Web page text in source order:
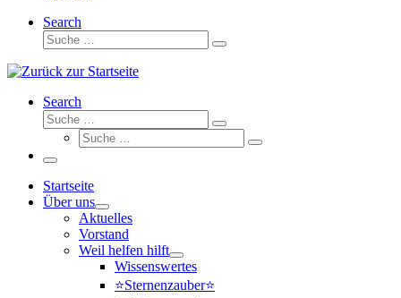
Search
Suche
Suche
Search
Suche
Suche
Suche
Suche
Menü
Startseite
Über uns
Aktuelles
Vorstand
Weil helfen hilft
Wissenswertes
⭐Sternenzauber⭐